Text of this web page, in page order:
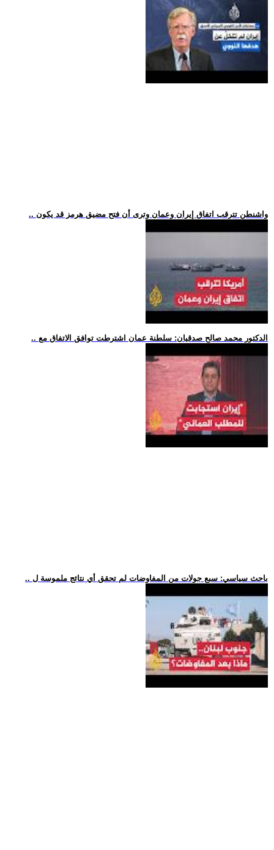
.. واشنطن تترقب اتفاق إيران وعمان وترى أن فتح مضيق هرمز قد يكون
.. الدكتور محمد صالح صدقيان: سلطنة عمان اشترطت توافق الاتفاق مع
.. باحث سياسي: سبع جولات من المفاوضات لم تحقق أي نتائج ملموسة ل